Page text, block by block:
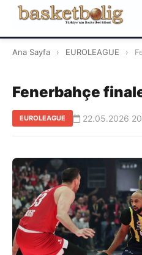
Ana Sayfa › EUROLEAGUE ›
Fenerbahçe
EUROLEAGUE 22.05.2026